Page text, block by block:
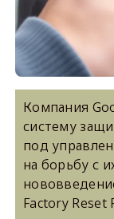
Компания
систему
под
на борьбу с
Factory Reset